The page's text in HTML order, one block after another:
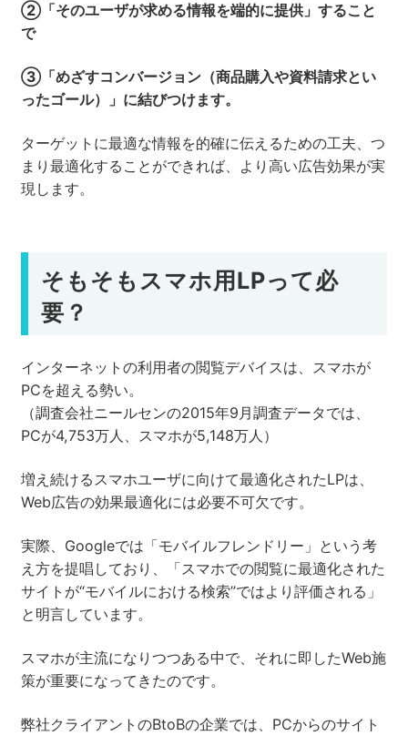
②「そのユーザが求める情報を端的に提供」すること
で
③「めざすコンバージョン（商品購入や資料請求とい
ったゴール）」に結びつけます。
ターゲットに最適な情報を的確に伝えるための工夫、つ
まり最適化することができれば、より高い広告効果が実
現します。
そもそもスマホ用LPって必
要？
インターネットの利用者の閲覧デバイスは、スマホが
PCを超える勢い。
（調査会社ニールセンの2015年9月調査データでは、
PCが4,753万人、スマホが5,148万人）
増え続けるスマホユーザに向けて最適化されたLPは、
Web広告の効果最適化には必要不可欠です。
実際、Googleでは「モバイルフレンドリー」という考
え方を提唱しており、「スマホでの閲覧に最適化された
サイトが“モバイルにおける検索”ではより評価される」
と明言しています。
スマホが主流になりつつある中で、それに即したWeb施
策が重要になってきたのです。
弊社クライアントのBtoBの企業では、PCからのサイト